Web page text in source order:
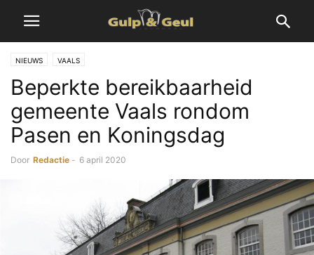
NIEUWS VAALS
Beperkte bereikbaarheid
gemeente Vaals rondom
Pasen en Koningsdag
Door Redactie - 6 april 2020